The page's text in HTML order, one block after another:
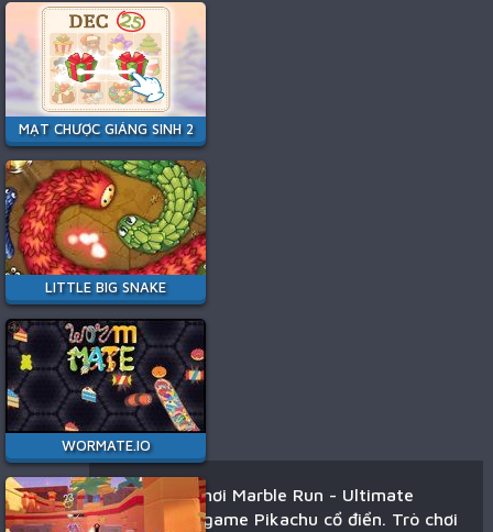
MẠT CHƯỢC GIÁNG SINH 2
LITTLE BIG SNAKE
WORMATE.IO
Bạn đang chơi Marble Run - Ultimate
Race! trên game Pikachu cổ điển. Trò chơi